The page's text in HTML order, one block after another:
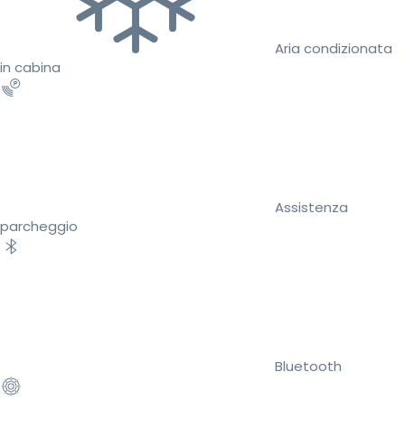
Aria condizionata
in cabina
Assistenza
parcheggio
Bluetooth